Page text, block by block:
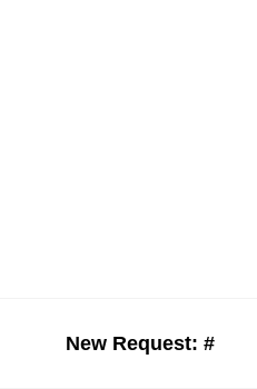
New Request: #